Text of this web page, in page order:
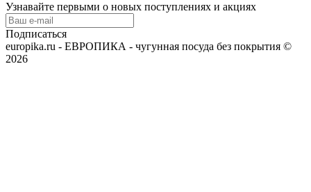
Узнавайте первыми о новых поступлениях и акциях
Подписаться
europika.ru - ЕВРОПИКА - чугунная посуда без покрытия ©
2026